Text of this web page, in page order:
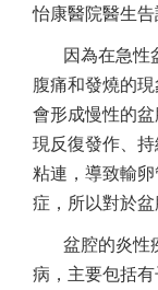
怡康醫院醫生告
因為在急性
腹痛和發燒的
會形成慢性的
現反復發作、
粘連，導致輸
症，所以對於盆
盆腔的炎性
病，主要包括